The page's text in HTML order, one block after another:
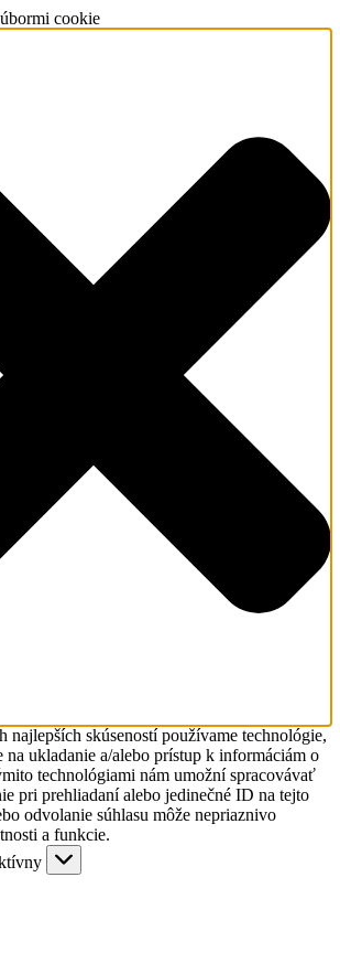
cookie
najlepších skúseností používame technológie,
na ukladanie a/alebo prístup k informáciám o
technológiami nám umožní spracovávať
pri prehliadaní alebo jedinečné ID na tejto
odvolanie súhlasu môže nepriaznivo
a funkcie.